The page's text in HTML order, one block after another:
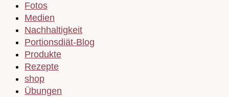
Fotos
Medien
Nachhaltigkeit
Portionsdiät-Blog
Produkte
Rezepte
shop
Übungen